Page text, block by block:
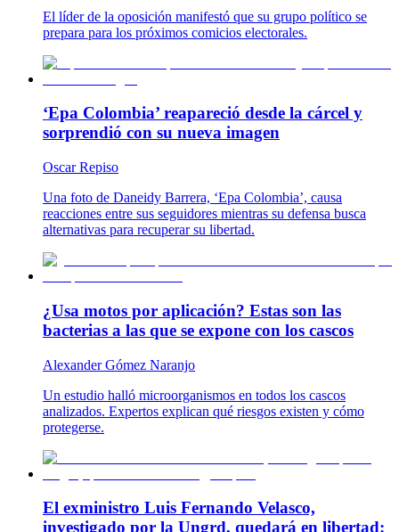
El líder de la oposición manifestó que su grupo político se
prepara para los próximos comicios electorales.
‘Epa Colombia’ reapareció desde la cárcel y
sorprendió con su nueva imagen
Oscar Repiso
Una foto de Daneidy Barrera, ‘Epa Colombia’, causa
reacciones entre sus seguidores mientras su defensa busca
alternativas para recuperar su libertad.
¿Usa motos por aplicación? Estas son las
bacterias a las que se expone con los cascos
Alexander Gómez Naranjo
Un estudio halló microorganismos en todos los cascos
analizados. Expertos explican qué riesgos existen y cómo
protegerse.
El exministro Luis Fernando Velasco,
investigado por la Ungrd, quedará en libertad: